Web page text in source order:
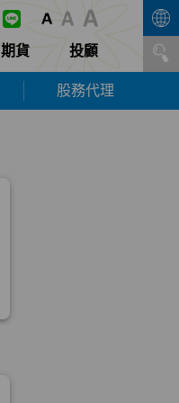
期貨 投顧
股務代理